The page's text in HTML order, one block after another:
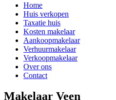
Home
Huis verkopen
Taxatie huis
Kosten makelaar
Aankoopmakelaar
Verhuurmakelaar
Verkoopmakelaar
Over ons
Contact
Makelaar Veen